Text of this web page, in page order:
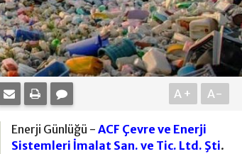
A+ A-
Enerji Günlüğü - ACF Çevre ve Enerji
Sistemleri İmalat San. ve Tic. Ltd. Şti.